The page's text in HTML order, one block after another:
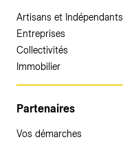
Artisans et Indépendants
Entreprises
Collectivités
Immobilier
Partenaires
Vos démarches